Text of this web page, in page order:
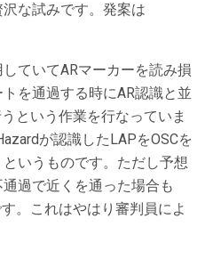
な試みです。発案は
ていてARマーカーを読み損
を通過する時にAR認識と並
という作業を行なっていま
が認識したLAPをOSCを
いうものです。ただし予想
過で近くを通った場合も
。これはやはり審判員によ